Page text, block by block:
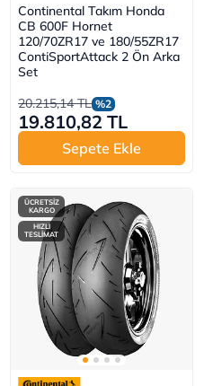
Continental Takım Honda
CB 600F Hornet
120/70ZR17 ve 180/55ZR17
ContiSportAttack 2 Ön Arka
Set
20.215,14 TL %2
19.810,82 TL
Sepete Ekle
ÜCRETSİZ
KARGO
HIZLI
TESLİMAT